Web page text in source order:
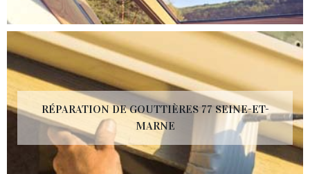
RÉPARATION DE GOUTTIÈRES 77 SEINE-ET-
MARNE